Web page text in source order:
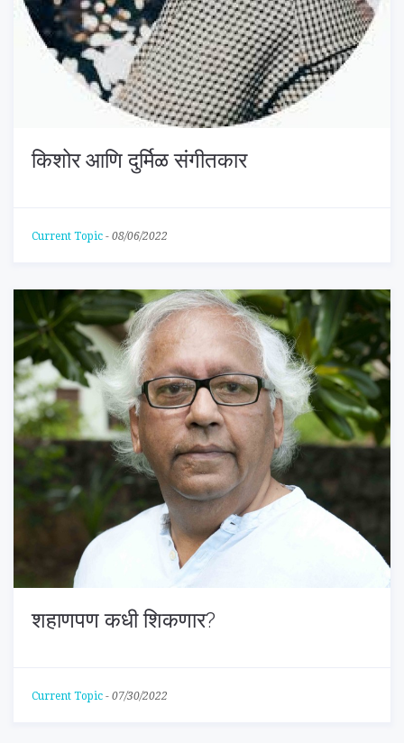
किशोर आणि दुर्मिळ संगीतकार
Current Topic - 08/06/2022
शहाणपण कधी शिकणार?
Current Topic - 07/30/2022